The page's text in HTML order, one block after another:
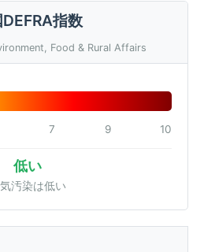
指数
Food & Rural Affairs
7 9 10
低い
汚染は低い